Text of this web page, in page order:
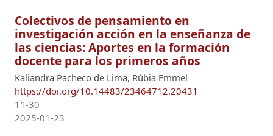
Colectivos de pensamiento en
investigación acción en la enseñanza de
las ciencias: Aportes en la formación
docente para los primeros años
Kaliandra Pacheco de Lima, Rúbia Emmel
https://doi.org/10.14483/23464712.20431
11-30
2025-01-23